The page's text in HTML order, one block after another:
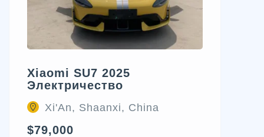
Xiaomi SU7 2025
Электричество
Xi'An, Shaanxi, China
$79,000